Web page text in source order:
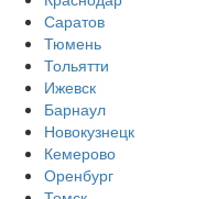
Саратов
Тюмень
Тольятти
Ижевск
Барнаул
Новокузнецк
Кемерово
Оренбург